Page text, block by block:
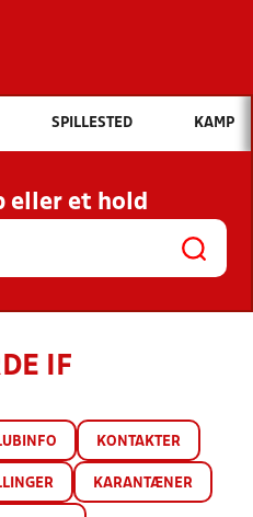
Hvad vil du søge efter?
INDHOLD OG NYHEDER
KLUBBER OG
SPILLESTED KAMP
eller et hold
IF
KONTAKTER
KARANTÆNER